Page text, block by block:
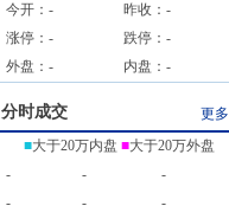
今开： - 昨收： -
涨停： - 跌停： -
外盘： - 内盘： -
分时成交
更多
■大于20万内盘 ■大于20万外盘
-
-
-
-
-
-